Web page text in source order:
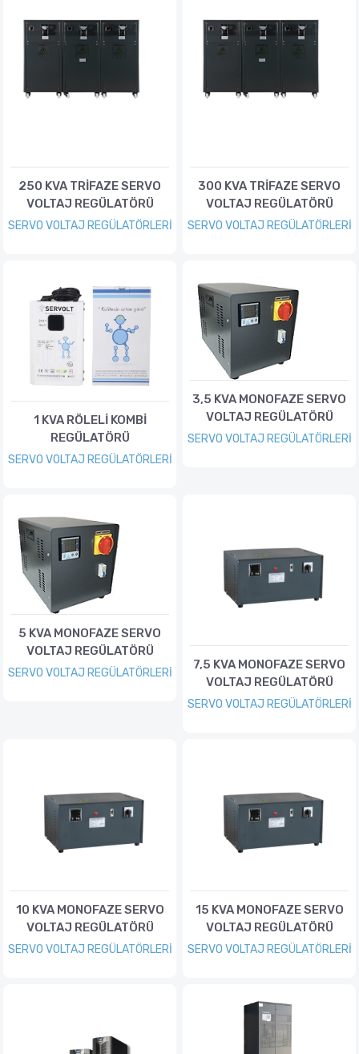
250 KVA TRİFAZE SERVO
VOLTAJ REGÜLATÖRÜ
SERVO VOLTAJ REGÜLATÖRLERİ
300 KVA TRİFAZE SERVO
VOLTAJ REGÜLATÖRÜ
SERVO VOLTAJ REGÜLATÖRLERİ
1 KVA RÖLELİ KOMBİ
REGÜLATÖRÜ
SERVO VOLTAJ REGÜLATÖRLERİ
3,5 KVA MONOFAZE SERVO
VOLTAJ REGÜLATÖRÜ
SERVO VOLTAJ REGÜLATÖRLERİ
5 KVA MONOFAZE SERVO
VOLTAJ REGÜLATÖRÜ
SERVO VOLTAJ REGÜLATÖRLERİ
7,5 KVA MONOFAZE SERVO
VOLTAJ REGÜLATÖRÜ
SERVO VOLTAJ REGÜLATÖRLERİ
10 KVA MONOFAZE SERVO
VOLTAJ REGÜLATÖRÜ
SERVO VOLTAJ REGÜLATÖRLERİ
15 KVA MONOFAZE SERVO
VOLTAJ REGÜLATÖRÜ
SERVO VOLTAJ REGÜLATÖRLERİ